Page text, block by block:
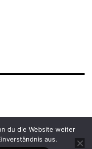
.
du die Website weiter
aus.